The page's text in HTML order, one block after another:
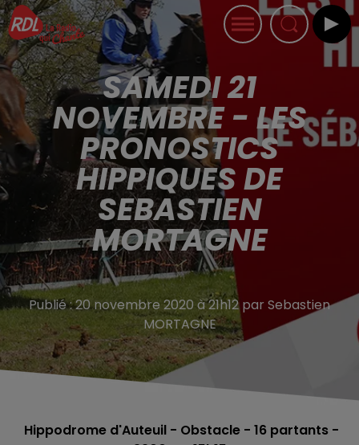
SAMEDI 21
NOVEMBRE - LES
PRONOSTICS
HIPPIQUES DE
SEBASTIEN
MORTAGNE
Publié : 20 novembre 2020 à 21h12 par Sebastien
MORTAGNE
Hippodrome d'Auteuil - Obstacle - 16 partants -